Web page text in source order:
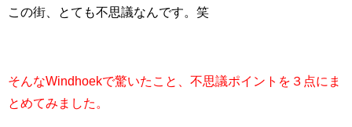
この街、とても不思議なんです。笑
そんなWindhoekで驚いたこと、不思議ポイントを３点にま
とめてみました。